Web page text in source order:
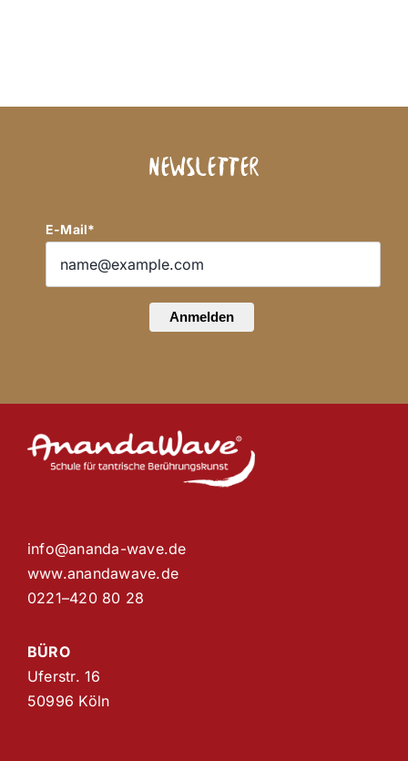
Newsletter
E-Mail*
Anmelden
info@ananda-wave.de
www.anandawave.de
0221–420 80 28
BÜRO
Uferstr. 16
50996 Köln